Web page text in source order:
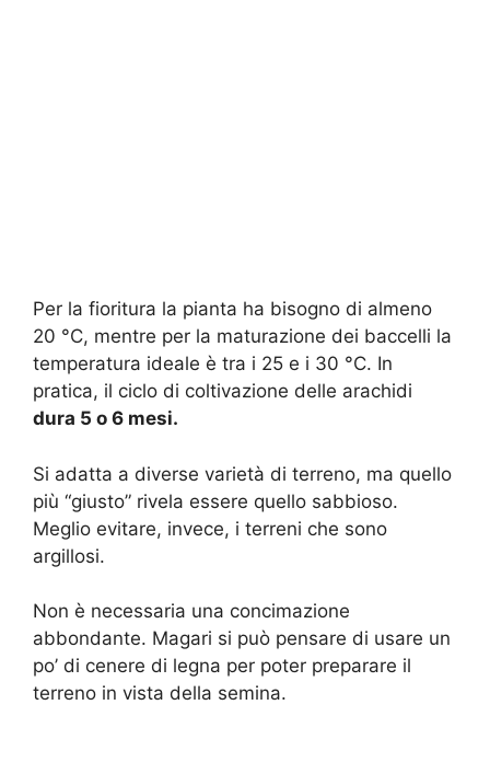
Per la fioritura la pianta ha bisogno di almeno
20 °C, mentre per la maturazione dei baccelli la
temperatura ideale è tra i 25 e i 30 °C. In
pratica, il ciclo di coltivazione delle arachidi
dura 5 o 6 mesi.
Si adatta a diverse varietà di terreno, ma quello
più “giusto” rivela essere quello sabbioso.
Meglio evitare, invece, i terreni che sono
argillosi.
Non è necessaria una concimazione
abbondante. Magari si può pensare di usare un
po’ di cenere di legna per poter preparare il
terreno in vista della semina.